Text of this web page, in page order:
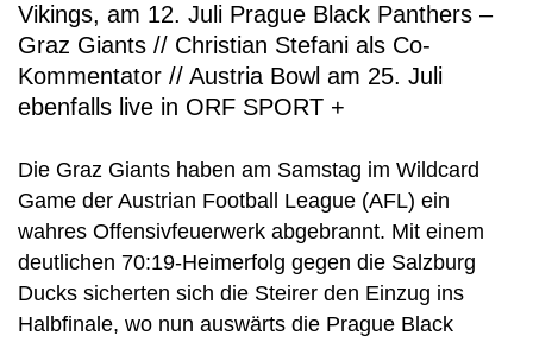
Vikings, am 12. Juli Prague Black Panthers –
Graz Giants // Christian Stefani als Co-
Kommentator // Austria Bowl am 25. Juli
ebenfalls live in ORF SPORT +
Die Graz Giants haben am Samstag im Wildcard
Game der Austrian Football League (AFL) ein
wahres Offensivfeuerwerk abgebrannt. Mit einem
deutlichen 70:19-Heimerfolg gegen die Salzburg
Ducks sicherten sich die Steirer den Einzug ins
Halbfinale, wo nun auswärts die Prague Black